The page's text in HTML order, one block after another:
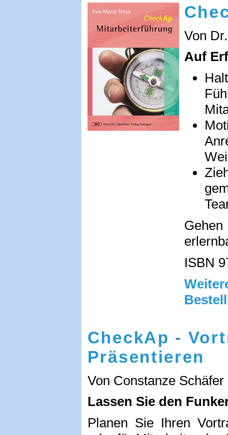
Von
Auf
ISBN
CheckAp -
Präsentieren
Von Constanze Schäfer
Lassen Sie den
Planen Sie Ihren